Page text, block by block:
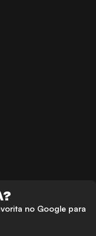
no Google para